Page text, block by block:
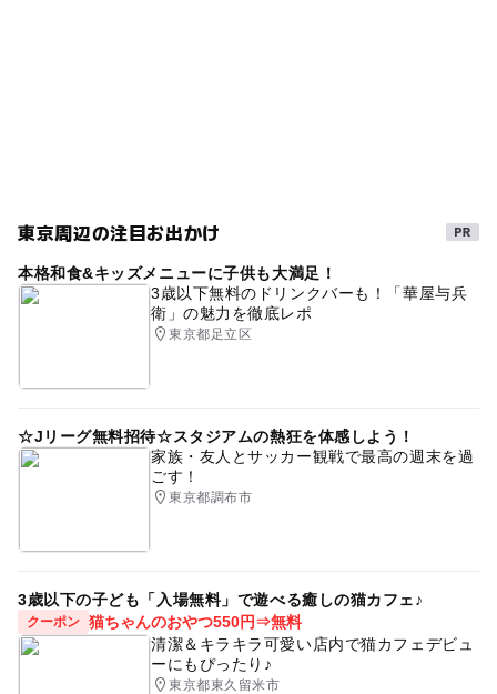
東京周辺の注目お出かけ
本格和食&キッズメニューに子供も大満足！
3歳以下無料のドリンクバーも！「華屋与兵
衛」の魅力を徹底レポ
東京都足立区
☆Jリーグ無料招待☆スタジアムの熱狂を体感しよう！
家族・友人とサッカー観戦で最高の週末を過
ごす！
東京都調布市
3歳以下の子ども「入場無料」で遊べる癒しの猫カフェ♪
クーポン 猫ちゃんのおやつ550円⇒無料
清潔＆キラキラ可愛い店内で猫カフェデビュ
ーにもぴったり♪
東京都東久留米市